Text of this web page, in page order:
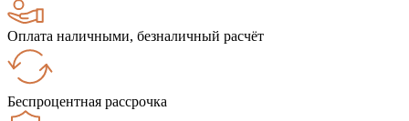
Оплата наличными, безналичный расчёт
Беспроцентная рассрочка